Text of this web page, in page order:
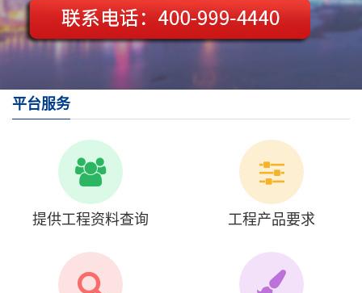
平台服务
提供工程资料查询 工程产品要求